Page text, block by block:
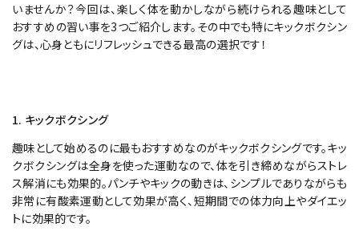
いませんか？今回は、楽しく体を動かしながら続けられる趣味として
おすすめの習い事を3つご紹介します。その中でも特にキックボクシン
グは、心身ともにリフレッシュできる最高の選択です！
1. キックボクシング
趣味として始めるのに最もおすすめなのがキックボクシングです。キッ
クボクシングは全身を使った運動なので、体を引き締めながらストレ
ス解消にも効果的。パンチやキックの動きは、シンプルでありながらも
非常に有酸素運動として効果が高く、短期間での体力向上やダイエッ
トに効果的です。